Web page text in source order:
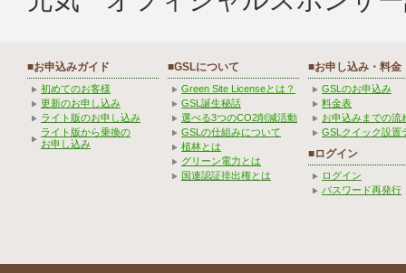
■お申込みガイド
初めてのお客様
更新のお申し込み
ライト版のお申し込み
ライト版から乗換の
お申し込み
■GSLについて
Green Site Licenseとは？
GSL誕生秘話
選べる3つのCO2削減活動
GSLの仕組みについて
植林とは
グリーン電力とは
国連認証排出権とは
■お申し込み・料金
GSLのお申込み
料金表
お申込みまでの流
GSLクイック設置
■ログイン
ログイン
パスワード再発行